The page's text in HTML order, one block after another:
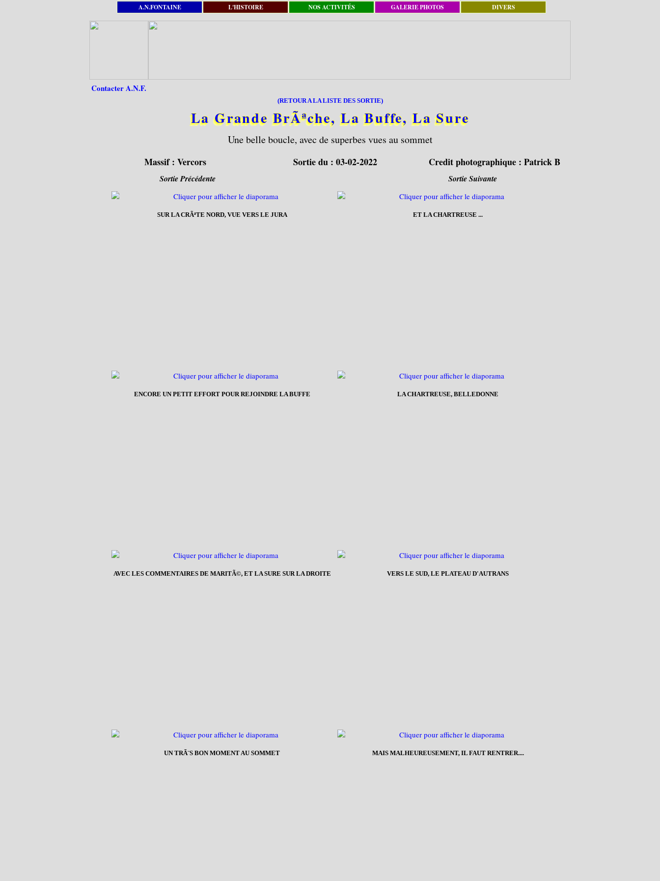
A.N.FONTAINE L'HISTOIRE NOS ACTIVITÉS GALERIE PHOTOS DIVERS
Contacter A.N.F.
(RETOUR A LA LISTE DES SORTIE)
La Grande BrÃªche, La Buffe, La Sure
Une belle boucle, avec de superbes vues au sommet
Massif : Vercors Sortie du : 03-02-2022 Credit photographique : Patrick B
Sortie Précédente Sortie Suivante
SUR LA CRÃªTE NORD, VUE VERS LE JURA ET LA CHARTREUSE ...
ENCORE UN PETIT EFFORT POUR REJOINDRE LA BUFFE LA CHARTREUSE, BELLEDONNE
AVEC LES COMMENTAIRES DE MARITÃ©, ET LA SURE SUR LA DROITE VERS LE SUD, LE PLATEAU D'AUTRANS
UN TRÃ¨S BON MOMENT AU SOMMET MAIS MALHEUREUSEMENT, IL FAUT RENTRER....